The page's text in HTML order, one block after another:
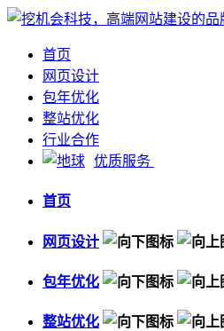
首页
网页设计
包年优化
整站优化
行业合作
优质服务
首页
网页设计
包年优化
整站优化